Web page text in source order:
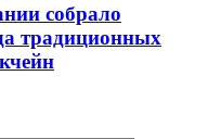
собрало
традиционных